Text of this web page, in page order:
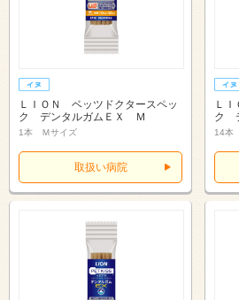
ＬＩＯＮ ベッツドクタースペッ
ク デンタルガムＥＸ Ｍ
1本 Ｍサイズ
取扱い病院
Ｌ
ク
14本